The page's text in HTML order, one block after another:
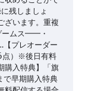
残しましょ
ざいます。重複
ームス━━・
レオーダー
点）※後日有料
購入特典】「旗
早期購入特典